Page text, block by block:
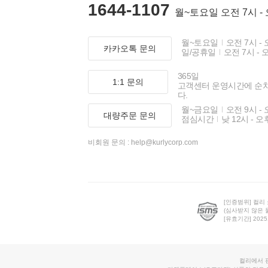
1644-1107 월~토요일 오전 7시 -
카카오톡 문의
월~토요일
오전 7시 -
일/공휴일
오전 7시 -
1:1 문의
365일
고객센터 운영시간에 순
다.
대량주문 문의
월~금요일
오전 9시 -
점심시간
낮 12시 - 오
비회원 문의 : help@kurlycorp.com
[인증범위] 컬리
(심사받지 않은
[유효기간]
컬리에서